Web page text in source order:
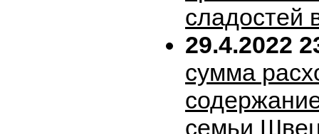
сладостей
29.4.2022
сумма
семьи